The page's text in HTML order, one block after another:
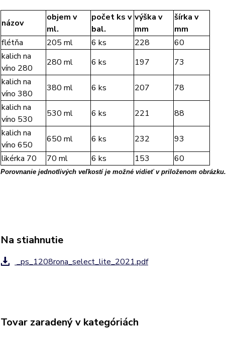
názov
objem v
ml.
počet ks v
bal.
výška v
mm
šírka v
mm
flétňa
205 ml 6 ks 228
60
kalich na
víno 280
280 ml 6 ks 197
73
kalich na
víno 380
380 ml 6 ks 207
78
kalich na
víno 530
530 ml 6 ks 221
88
kalich na
víno 650
650 ml 6 ks 232
93
likérka 70
70 ml 6 ks 153 60
Porovnanie jednotlivých veľkostí je možné vidieť v priloženom obrázku.
Na stiahnutie
_ps_1208rona_select_lite_2021.pdf
Tovar zaradený v kategóriách